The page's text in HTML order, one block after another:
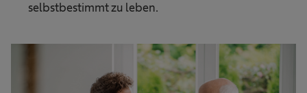
selbstbestimmt zu leben.